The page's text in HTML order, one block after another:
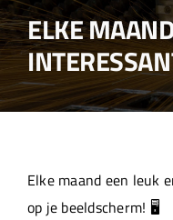
Home
Over ons
Projecten
ELKE
Elke maand een leuk
op je beeldscherm! 🖥️